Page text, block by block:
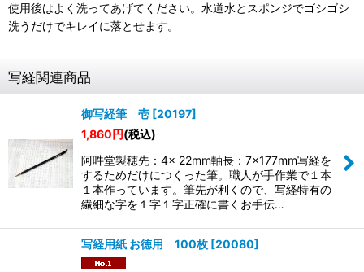
使用後はよく洗ってあげてください。水道水とスポンジでゴシゴシ
洗うだけでキレイに落とせます。
写経関連商品
御写経筆 壱 [20197]
1,860円(税込)
阿吽堂製穂先：4× 22mm軸長：7×177mm写経を
するためだけにつくった筆。職人が手作業で１本
１本作っています。筆先が利くので、写経特有の
繊細な字を１字１字正確に書くお手伝…
写経用紙 お徳用 100枚 [20080]